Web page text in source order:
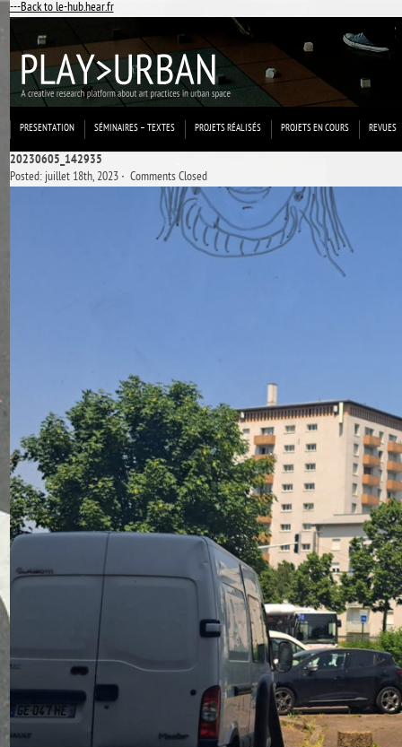
---Back to le-hub.hear.fr
PRESENTATION SÉMINAIRES – TEXTES PROJETS RÉALISÉS PROJETS EN COURS REVUES
20230605_142935
Posted: juillet 18th, 2023 ˑ Comments Closed